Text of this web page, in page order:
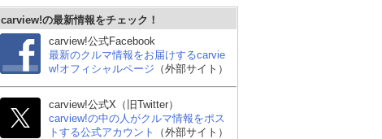
carview!の最新情報をチェック！
carview!公式Facebook
最新のクルマ情報をお届けするcarvie
w!オフィシャルページ （外部サイト）
carview!公式X（旧Twitter）
carview!の中の人がクルマ情報をポス
トする公式アカウント
（外部サイト）